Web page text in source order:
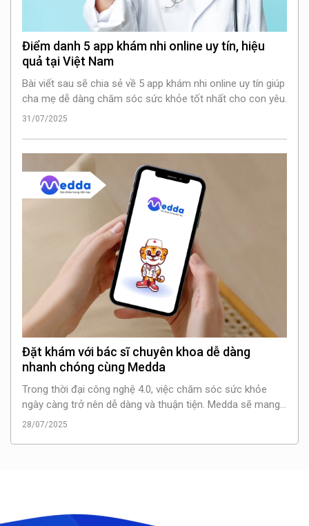
Điểm danh 5 app khám nhi online uy tín, hiệu
quả tại Việt Nam
Bài viết sau sẽ chia sẻ về 5 app khám nhi online uy tín giúp
cha mẹ dễ dàng chăm sóc sức khỏe tốt nhất cho con yêu.
31/07/2025
Đặt khám với bác sĩ chuyên khoa dễ dàng
nhanh chóng cùng Medda
Trong thời đại công nghệ 4.0, việc chăm sóc sức khỏe
ngày càng trở nên dễ dàng và thuận tiện. Medda sẽ mang
đến cho bạn giải pháp đặt khám với bác sĩ chuyên khoa
28/07/2025